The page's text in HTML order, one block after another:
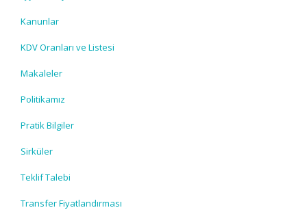
Kanunlar
KDV Oranları ve Listesi
Makaleler
Politikamız
Pratik Bilgiler
Sirküler
Teklif Talebi
Transfer Fiyatlandırması